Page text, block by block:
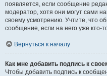
появляется, если сообщение
модератор, хотя они могут сами
своему усмотрению. Учтите, что
сообщение, если на него уже кто-
Вернуться к началу
Как мне добавить подпись к
Чтобы добавить подпись к